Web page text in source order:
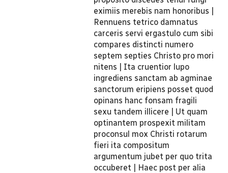
eximiis merebis nam honoribus |
Rennuens tetrico damnatus
carceris servi ergastulo cum sibi
compares distincti numero
septem septies Christo pro mori
nitens | Ita cruentior lupo
ingrediens sanctam ab agminae
sanctorum eripiens posset quod
opinans hanc fonsam fragili
sexu tandem illicere | Ut quam
optinantem prospexit militam
proconsul mox Christi rotarum
fieri ita compositum
argumentum jubet per quo trita
occuberet | Haec post per alia